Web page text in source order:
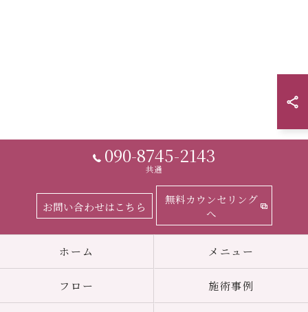
090-8745-2143
共通
お問い合わせはこちら
無料カウンセリング
へ
ホーム メニュー
フロー 施術事例